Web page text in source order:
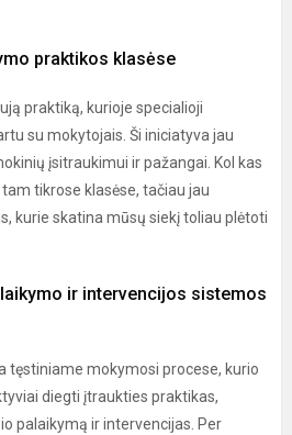
praktikos klasėse
praktiką, kurioje specialioji
su mokytojais. Ši iniciatyva jau
įsitraukimui ir pažangai. Kol kas
tikrose klasėse, tačiau jau
kurie skatina mūsų siekį toliau plėtoti
ir intervencijos sistemos
tęstiniame mokymosi procese, kurio
diegti įtraukties praktikas,
palaikymą ir intervencijas. Per